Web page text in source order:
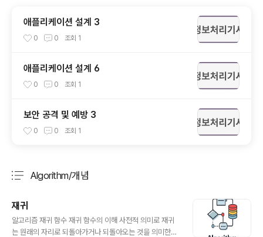
애플리케이션 설계 3
0 0 조회 1
애플리케이션 설계 6
0 0 조회 1
보안 공격 및 예방 3
0 0 조회 1
Algorithm/개념
재귀
알고리즘 재귀 함수 재귀 함수의 이해 사전적 의미로 재귀
는 원래의 자리로 되돌아가거나 되돌아오는 것을 의미한